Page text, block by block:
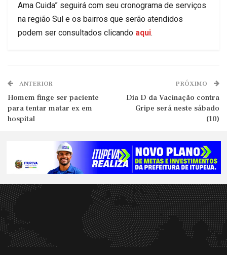
Ama Cuida” seguirá com seu cronograma de serviços
na região Sul e os bairros que serão atendidos
podem ser consultados clicando aqui.
ANTERIOR
Homem finge ser paciente
para tentar matar ex em
hospital
PRÓXIMO
Dia D da Vacinação contra
Gripe será neste sábado
(10)